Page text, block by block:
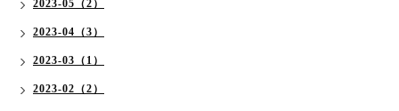
2023-05（2）
2023-04（3）
2023-03（1）
2023-02（2）